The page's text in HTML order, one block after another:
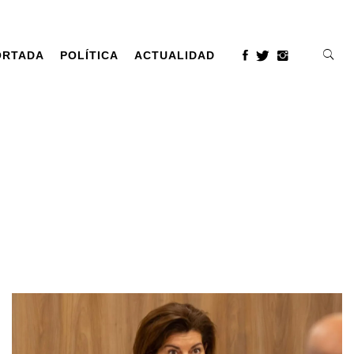
POLÍTICA ACTUALIDAD